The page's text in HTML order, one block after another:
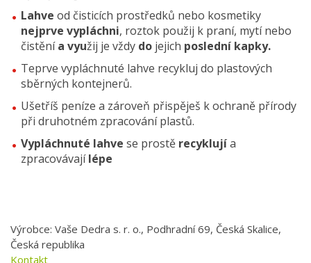
Lahve od čisticích prostředků nebo kosmetiky
nejprve vypláchni, roztok použij k praní, mytí nebo
čistěnía využij je vždy do jejich poslední kapky.
Teprve vypláchnuté lahve recykluj do plastových
sběrných kontejnerů.
Ušetříš peníze a zároveň přispěješ k ochraně přírody
při druhotném zpracování plastů.
Vypláchnuté lahve se prostě recyklujía
zpracovávajílépe
Výrobce: Vaše Dedra s. r. o., Podhradní 69, Česká Skalice,
Česká republika
Kontakt